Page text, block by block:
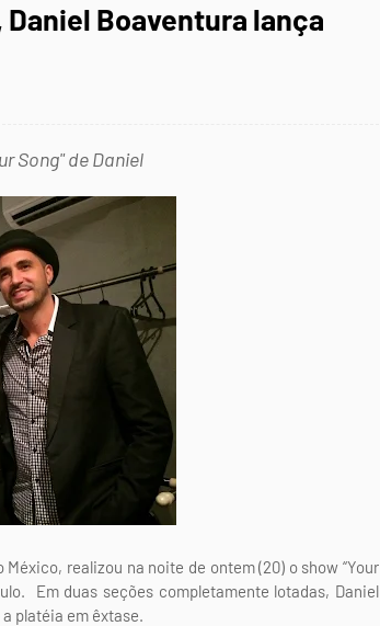
Boaventura lança
Song" de Daniel
realizou na noite de ontem (20) o show “Your
Em duas seções completamente lotadas, Daniel
platéia em êxtase.